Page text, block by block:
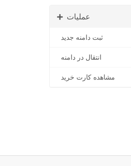
عملیات
ثبت دامنه جدید
انتقال در دامنه
مشاهده کارت خرید